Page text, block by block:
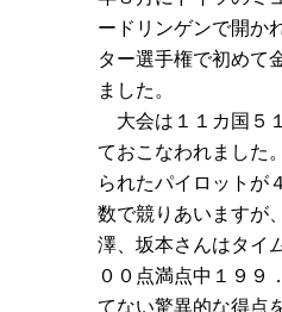
ードリンゲンで開か
ター選手権で初めて
ました。
大会は１１カ国５
ておこなわれました
られたパイロットが
数で競りあいますが
澤、坂本さんはタイ
００点満点中１９９
てない驚異的な得点